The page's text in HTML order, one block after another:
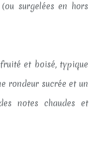
surgelées en hors
et boisé, typique
rondeur sucrée et un
notes chaudes et